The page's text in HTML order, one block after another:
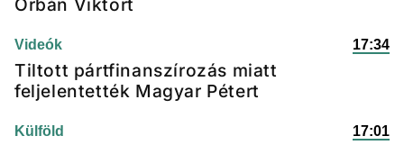
Orbán Viktort
Videók 17:34
Tiltott pártfinanszírozás miatt
feljelentették Magyar Pétert
Külföld 17:01